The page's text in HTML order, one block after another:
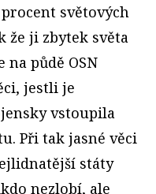
světových
že ji zbytek světa
na půdě OSN
jestli je
vstoupila
Při tak jasné věci
státy
nezlobí, ale